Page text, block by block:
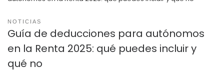
NOTICIAS
Guía de deducciones para autónomos
en la Renta 2025: qué puedes incluir y
qué no